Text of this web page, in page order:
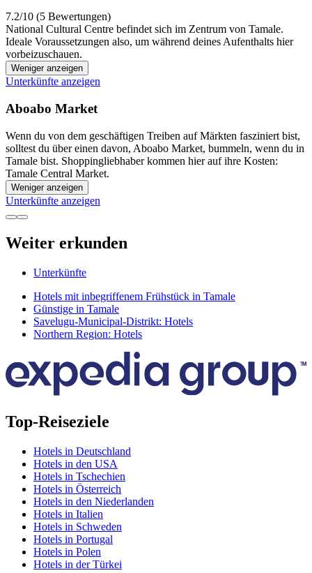
7.2/10 (5 Bewertungen)
National Cultural Centre befindet sich im Zentrum von Tamale.
Ideale Voraussetzungen also, um während deines Aufenthalts hier
vorbeizuschauen.
Weniger anzeigen
Unterkünfte anzeigen
Aboabo Market
Wenn du von dem geschäftigen Treiben auf Märkten fasziniert bist,
solltest du über einen davon, Aboabo Market, bummeln, wenn du in
Tamale bist. Shoppingliebhaber kommen hier auf ihre Kosten:
Tamale Central Market.
Weniger anzeigen
Unterkünfte anzeigen
Weiter erkunden
Unterkünfte
Hotels mit inbegriffenem Frühstück in Tamale
Günstige in Tamale
Savelugu-Municipal-Distrikt: Hotels
Northern Region: Hotels
Top-Reiseziele
Hotels in Deutschland
Hotels in den USA
Hotels in Tschechien
Hotels in Österreich
Hotels in den Niederlanden
Hotels in Italien
Hotels in Schweden
Hotels in Portugal
Hotels in Polen
Hotels in der Türkei